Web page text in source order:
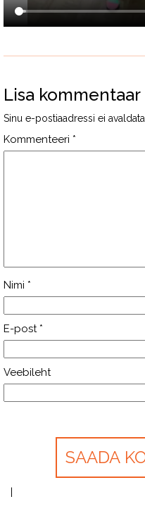
Lisa kommentaar
Sinu e-postiaadressi ei avaldata.
Kommenteeri *
Nimi *
E-post *
Veebileht